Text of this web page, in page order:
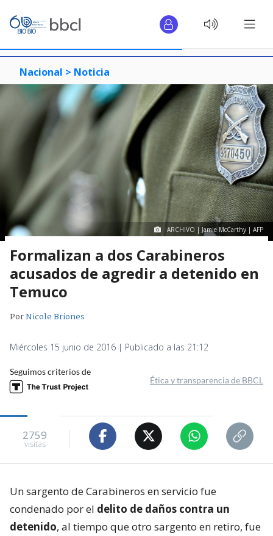
Nacional > Noticia
ARCHIVO | Jamie McCarthy | AFP
Formalizan a dos Carabineros
acusados de agredir a detenido en
Temuco
PorNicole Briones
Miércoles 15 junio de 2016 | Publicado a las 21:12
Seguimos criterios de
Ética y transparencia de BBCL
2759
visitas
Un sargento de Carabineros en servicio fue
condenado por el delito de daños contra un
detenido, al tiempo que otro sargento en retiro, fue